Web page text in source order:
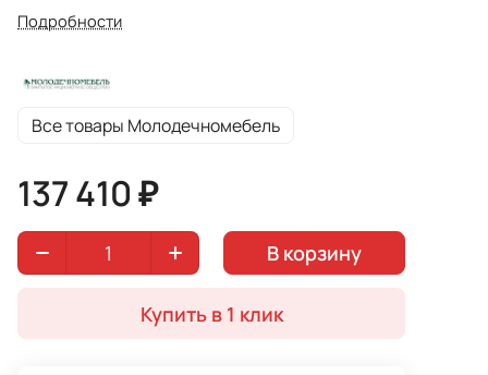
придется по вкусу почитателям благородства и
утончённость и женственность.
Подробности
Все товары Молодечномебель
137 410 ₽
В корзину
Купить в 1 клик